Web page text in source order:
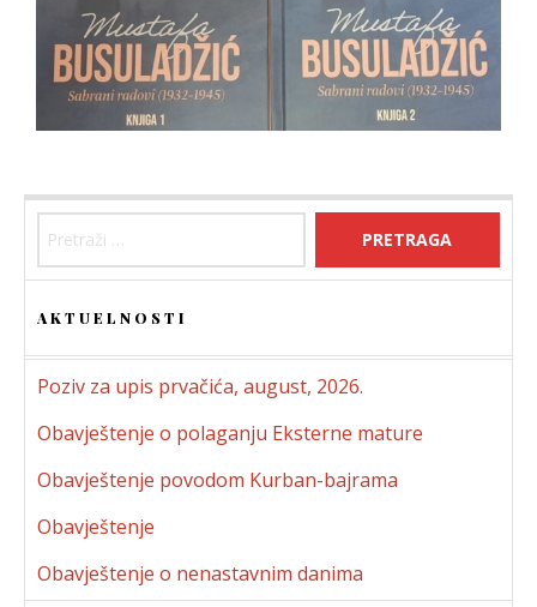
AKTUELNOSTI
Poziv za upis prvačića, august, 2026.
Obavještenje o polaganju Eksterne mature
Obavještenje povodom Kurban-bajrama
Obavještenje
Obavještenje o nenastavnim danima